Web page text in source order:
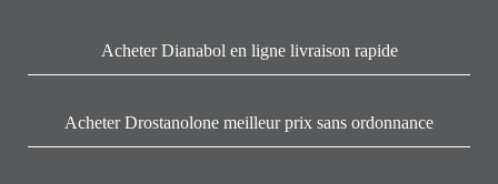
Acheter Dianabol en ligne livraison rapide
Acheter Drostanolone meilleur prix sans ordonnance